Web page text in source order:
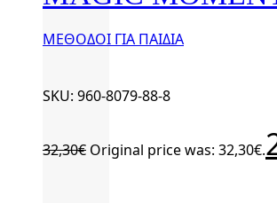
ΜΕΘΟΔΟΙ ΓΙΑ ΠΑΙΔΙΑ
SKU: 960-8079-88-8
32,30€ Original price was: 32,30€.